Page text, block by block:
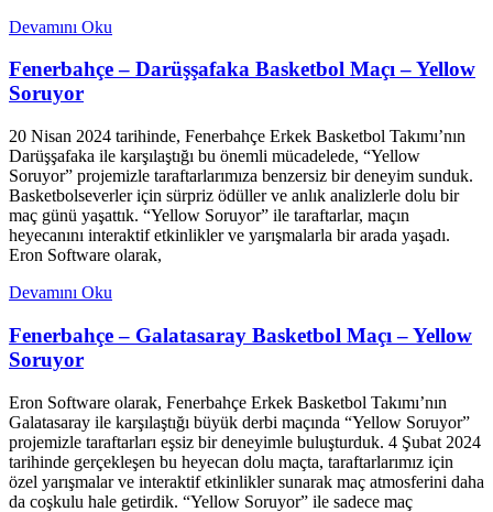
Devamını Oku
Fenerbahçe – Darüşşafaka Basketbol Maçı – Yellow
Soruyor
20 Nisan 2024 tarihinde, Fenerbahçe Erkek Basketbol Takımı’nın
Darüşşafaka ile karşılaştığı bu önemli mücadelede, “Yellow
Soruyor” projemizle taraftarlarımıza benzersiz bir deneyim sunduk.
Basketbolseverler için sürpriz ödüller ve anlık analizlerle dolu bir
maç günü yaşattık. “Yellow Soruyor” ile taraftarlar, maçın
heyecanını interaktif etkinlikler ve yarışmalarla bir arada yaşadı.
Eron Software olarak,
Devamını Oku
Fenerbahçe – Galatasaray Basketbol Maçı – Yellow
Soruyor
Eron Software olarak, Fenerbahçe Erkek Basketbol Takımı’nın
Galatasaray ile karşılaştığı büyük derbi maçında “Yellow Soruyor”
projemizle taraftarları eşsiz bir deneyimle buluşturduk. 4 Şubat 2024
tarihinde gerçekleşen bu heyecan dolu maçta, taraftarlarımız için
özel yarışmalar ve interaktif etkinlikler sunarak maç atmosferini daha
da coşkulu hale getirdik. “Yellow Soruyor” ile sadece maç